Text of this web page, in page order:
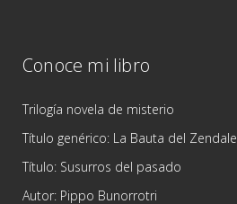
Conoce mi libro
Trilogía novela de misterio
Título genérico: La Bauta del Zendale
Título: Susurros del pasado
Autor: Pippo Bunorrotri